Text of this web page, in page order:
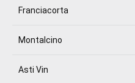
Franciacorta
Montalcino
Asti Vin